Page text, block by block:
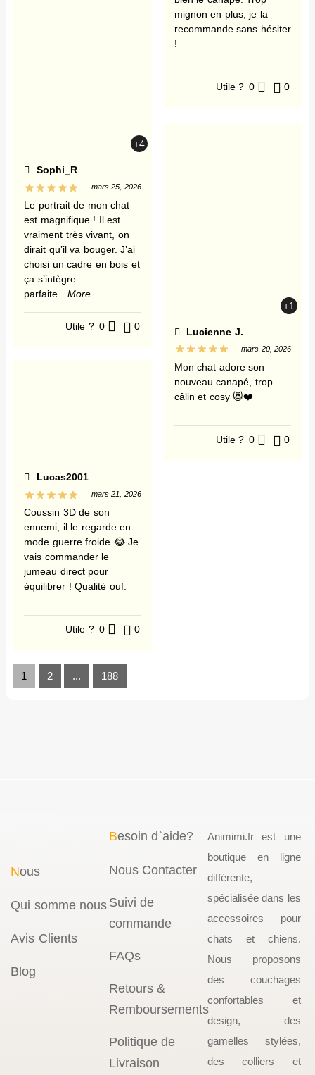
+4
Sophi_R
mars 25, 2026
Le portrait de mon chat
est magnifique ! Il est
vraiment très vivant, on
dirait qu’il va bouger. J’ai
choisi un cadre en bois et
ça s’intègre
parfaite...More
Utile ? 0 0
Lucas2001
mars 21, 2026
Coussin 3D de son
ennemi, il le regarde en
mode guerre froide 😂 Je
vais commander le
jumeau direct pour
équilibrer ! Qualité ouf.
Utile ? 0 0
mignon en plus, je la
recommande sans hésiter
!
Utile ? 0 0
+1
Lucienne J.
mars 20, 2026
Mon chat adore son
nouveau canapé, trop
câlin et cosy 😻❤️
Utile ? 0 0
1 2 ... 188
Nous
Qui somme nous
Avis Clients
Blog
Besoin d`aide?
Nous Contacter
Suivi de
commande
FAQs
Retours &
Remboursements
Politique de
Livraison
Animimi.fr est une
boutique en ligne
différente,
spécialisée dans les
accessoires pour
chats et chiens.
Nous proposons
des couchages
confortables et
design, des
gamelles stylées,
des colliers et